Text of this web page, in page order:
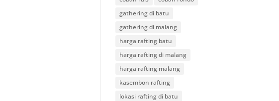
gathering di batu
gathering di malang
harga rafting batu
harga rafting di malang
harga rafting malang
kasembon rafting
lokasi rafting di batu